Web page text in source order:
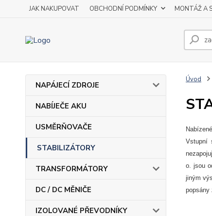
JAK NAKUPOVAT OBCHODNÍ PODMÍNKY MONTÁŽ A
NAPÁJECÍ ZDROJE
NABÍJEČE AKU
USMĚRŇOVAČE
STABILIZÁTORY
TRANSFORMÁTORY
DC / DC MĚNIČE
IZOLOVANÉ PŘEVODNÍKY
Úvod
Vstupní
o. jsou
jiným
popsány